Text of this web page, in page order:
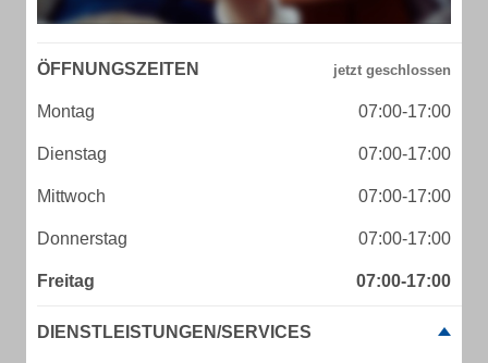
ÖFFNUNGSZEITEN
Montag 07:00-17:00
Dienstag 07:00-17:00
Mittwoch 07:00-17:00
Donnerstag 07:00-17:00
Freitag 07:00-17:00
DIENSTLEISTUNGEN/SERVICES